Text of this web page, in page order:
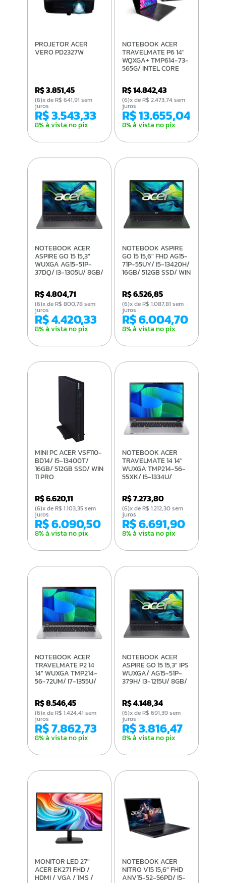
PROJETOR ACER
VERO PD2327W
R$ 3.851,45
R$ 3.543,33
8% à vista no pix
(6)x de R$ 641,91 sem
juros
NOTEBOOK ACER
TRAVELMATE P6 14"
WQXGA+ TMP614-73-
565G/ INTEL CORE
512GB/ WIN 11
R$ 14.842,43
R$ 13.655,04
8% à vista no pix
(6)x de R$ 2.473,74 sem
juros
NOTEBOOK ACER
ASPIRE GO 15 15,3"
WUXGA AG15-51P-
37DQ/ I3-1305U/ 8GB/
R$ 4.804,71
R$ 4.420,33
8% à vista no pix
(6)x de R$ 800,78 sem
juros
NOTEBOOK ASPIRE
GO 15 15,6" FHD AG15-
71P-55UY/ I5-13420H/
16GB/ 512GB SSD/ WIN
R$ 6.526,85
R$ 6.004,70
8% à vista no pix
(6)x de R$ 1.087,81 sem
juros
MINI PC ACER VSF110-
BD14/ I5-13400T/
16GB/ 512GB SSD/ WIN
11 PRO
R$ 6.620,11
R$ 6.090,50
8% à vista no pix
(6)x de R$ 1.103,35 sem
juros
NOTEBOOK ACER
TRAVELMATE 14 14"
WUXGA TMP214-56-
55XK/ I5-1334U/
11 PRO
R$ 7.273,80
R$ 6.691,90
8% à vista no pix
(6)x de R$ 1.212,30 sem
juros
NOTEBOOK ACER
TRAVELMATE P2 14
14" WUXGA TMP214-
56-72UM/ I7-1355U/
11 PRO
R$ 8.546,45
R$ 7.862,73
8% à vista no pix
(6)x de R$ 1.424,41 sem
juros
NOTEBOOK ACER
ASPIRE GO 15 15,3" IPS
WUXGA/ AG15-51P-
379H/ I3-1215U/ 8GB/
R$ 4.148,34
R$ 3.816,47
8% à vista no pix
(6)x de R$ 691,39 sem
juros
MONITOR LED 27"
ACER EK271 FHD /
HDMI / VGA / 1MS /
NOTEBOOK ACER
NITRO V15 15,6" FHD
ANV15-52-56PD/ I5-